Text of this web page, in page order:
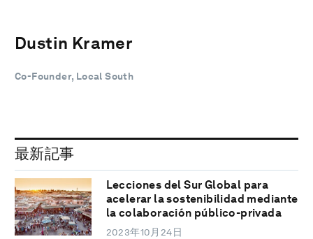
Dustin Kramer
Co-Founder, Local South
最新記事
Lecciones del Sur Global para
acelerar la sostenibilidad mediante
la colaboración público-privada
2023年10月24日